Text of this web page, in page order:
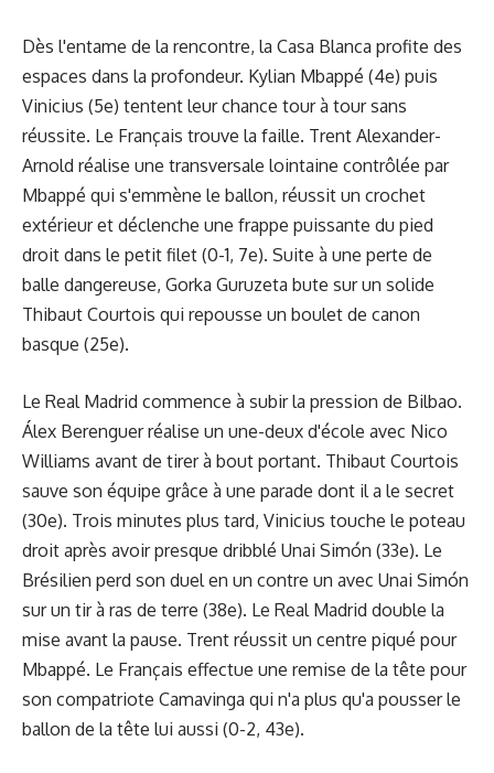
Dès l'entame de la rencontre, la Casa Blanca profite des
espaces dans la profondeur. Kylian Mbappé (4e) puis
Vinicius (5e) tentent leur chance tour à tour sans
réussite. Le Français trouve la faille. Trent Alexander-
Arnold réalise une transversale lointaine contrôlée par
Mbappé qui s'emmène le ballon, réussit un crochet
extérieur et déclenche une frappe puissante du pied
droit dans le petit filet (0-1, 7e). Suite à une perte de
balle dangereuse, Gorka Guruzeta bute sur un solide
Thibaut Courtois qui repousse un boulet de canon
basque (25e).
Le Real Madrid commence à subir la pression de Bilbao.
Álex Berenguer réalise un une-deux d'école avec Nico
Williams avant de tirer à bout portant. Thibaut Courtois
sauve son équipe grâce à une parade dont il a le secret
(30e). Trois minutes plus tard, Vinicius touche le poteau
droit après avoir presque dribblé Unai Simón (33e). Le
Brésilien perd son duel en un contre un avec Unai Simón
sur un tir à ras de terre (38e). Le Real Madrid double la
mise avant la pause. Trent réussit un centre piqué pour
Mbappé. Le Français effectue une remise de la tête pour
son compatriote Camavinga qui n'a plus qu'a pousser le
ballon de la tête lui aussi (0-2, 43e).